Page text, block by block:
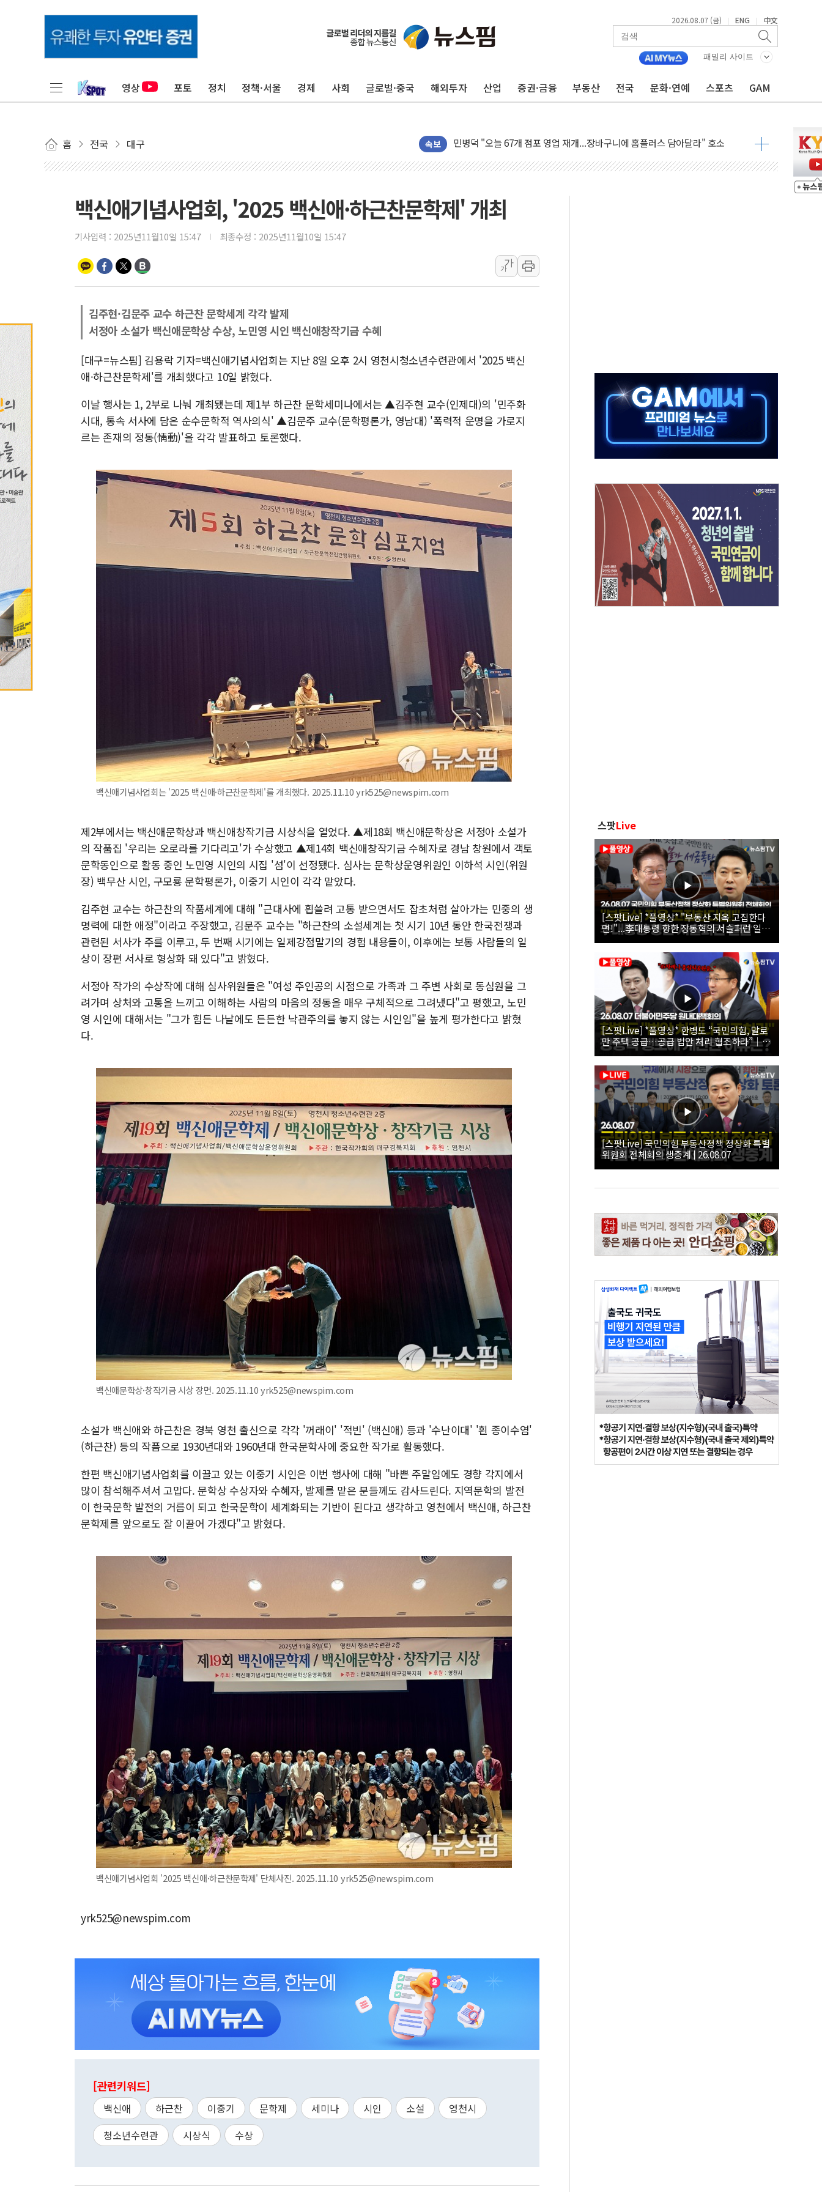
2026.08.07 (금) | ENG | 中文
패밀리 사이트
영상 포토 정치 정책·서울 경제 사회 글로벌·중국 해외투자 산업 증권·금융 부동산 전국 문화·연예 스포츠 GAM
홈 전국 대구 속보
우리은행, 고창해상풍력에 4000억 금융 지원
NH농협은행, 모두투어 제휴 여행적금 완판
하나금융이 쏘아 올린 CIFO, 금융지주 포용금융 조직개편 신호탄
종합특검, '尹 관저 이전 감사 무마' 유병호 구속 기소
'입추'인데 연일 찜통더위…김성환 기후부 장관 "예측범위 벗어나도 즉시대응"
"최대 2시간 앞서 침수 예측"…건설연, AI 위험기상 기술 개발
창호 교체하다 난간 무너져…대전서 50대 일용직 추락 사망
장동혁 "규제와 대출 풀고 재개발·재건축 촉진하는 것이 부동산 정상화"
[속보] 종합특검, '尹 관저 이전 감사 무마' 유병호 감사위원 구속 기소
경찰, '300억대 사기 혐의' 차가원 대표 구속 송치
[속보] '해병 순직 책임' 임성근 전 사단장 항소심도 징역 3년 선고
부동산정책 정상화 특별위원회 전체회의서 발언하는 장동혁 대표
경찰, '강북구 오피스텔 살인' 50대 남성 구속 송치
백신애기념사업회, '2025 백신애·하근찬문학제' 개최
기사입력 : 2025년11월10일 15:47 최종수정 : 2025년11월10일 15:47
가
가
김주현·김문주 교수 하근찬 문학세계 각각 발제
서정아 소설가 백신애문학상 수상, 노민영 시인 백신애창작기금 수혜
[대구=뉴스핌] 김용락 기자=백신애기념사업회는 지난 8일 오후 2시 영천시청소년수련관에서 '2025 백신
애·하근찬문학제'를 개최했다고 10일 밝혔다.
이날 행사는 1, 2부로 나눠 개최됐는데 제1부 하근찬 문학세미나에서는 ▲김주현 교수(인제대)의 '민주화
시대, 통속 서사에 담은 순수문학적 역사의식' ▲김문주 교수(문학평론가, 영남대) '폭력적 운명을 가로지
르는 존재의 정동(情動)'을 각각 발표하고 토론했다.
백신애기념사업회는 '2025 백신애·하근찬문학제'를 개최했다. 2025.11.10 yrk525@newspim.com
제2부에서는 백신애문학상과 백신애창작기금 시상식을 열었다. ▲제18회 백신애문학상은 서정아 소설가
의 작품집 '우리는 오로라를 기다리고'가 수상했고 ▲제14회 백신애창작기금 수혜자로 경남 창원에서 객토
문학동인으로 활동 중인 노민영 시인의 시집 '섬'이 선정됐다. 심사는 문학상운영위원인 이하석 시인(위원
장) 백무산 시인, 구모룡 문학평론가, 이중기 시인이 각각 맡았다.
김주현 교수는 하근찬의 작품세계에 대해 "근대사에 흽쓸려 고통 받으면서도 잡초처럼 살아가는 민중의 생
명력에 대한 애정"이라고 주장했고, 김문주 교수는 "하근찬의 소설세계는 첫 시기 10년 동안 한국전쟁과
관련된 서사가 주를 이루고, 두 번째 시기에는 일제강점말기의 경험 내용들이, 이후에는 보통 사람들의 일
상이 장편 서사로 형상화 돼 있다"고 밝혔다.
서정아 작가의 수상작에 대해 심사위원들은 "여성 주인공의 시점으로 가족과 그 주변 사회로 동심원을 그
려가며 상처와 고통을 느끼고 이해하는 사람의 마음의 정동을 매우 구체적으로 그려냈다"고 평했고, 노민
영 시인에 대해서는 "그가 힘든 나날에도 든든한 낙관주의를 놓지 않는 시인임"을 높게 평가한다고 밝혔
다.
백신애문학상·창작기금 시상 장면. 2025.11.10 yrk525@newspim.com
소설가 백신애와 하근찬은 경북 영천 출신으로 각각 '꺼래이' '적빈' (백신애) 등과 '수난이대' '흰 종이수염'
(하근찬) 등의 작픔으로 1930년대와 1960년대 한국문학사에 중요한 작가로 활동했다.
한편 백신애기념사업회를 이끌고 있는 이중기 시인은 이번 행사에 대해 "바쁜 주말임에도 경향 각지에서
많이 참석해주셔서 고맙다. 문학상 수상자와 수혜자, 발제를 맡은 분들께도 감사드린다. 지역문학의 발전
이 한국문학 발전의 거름이 되고 한국문학이 세계화되는 기반이 된다고 생각하고 영천에서 백신애, 하근찬
문학제를 앞으로도 잘 이끌어 가겠다"고 밝혔다.
백신애기념사업회 '2025 백신애·하근찬문학제' 단체사진. 2025.11.10 yrk525@newspim.com
yrk525@newspim.com
[관련키워드]
백신애 하근찬 이중기 문학제 세미나 시인 소설
영천시
청소년수련관
시상식 수상
스팟Live
[스팟Live] *풀영상* "부동산 지옥 고집한다
면!"...李대통령 향한 장동혁의 서슬퍼런 일갈
| 26.08.07 국민의힘 부동산정책 정상화 특별
위원회 전체회의
[스팟Live] *풀영상* 한병도 “국민의힘, 말로
만 주택 공급…공급 법안 처리 협조하라”｜
26.08.07 더불어민주당 원내대책회의
[스팟Live] 국민의힘 부동산정책 정상화 특별
위원회 전체회의 생중계 | 26.08.07